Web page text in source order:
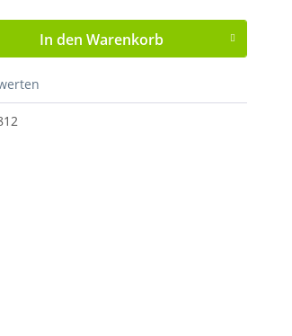
In den Warenkorb